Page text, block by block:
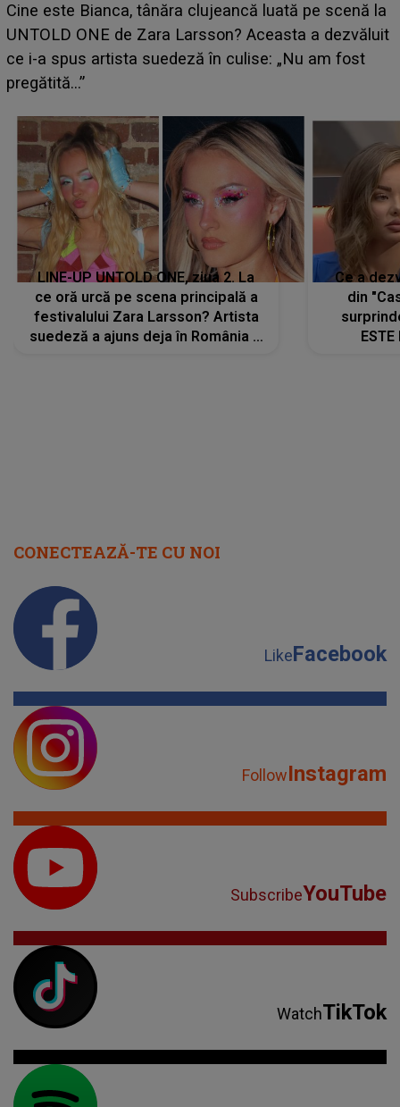
HOROSCOP 11 august 2026. Marte intră în Rac și
aduce tensiuni uriașe pentru o zodie! Conflictele
izbucnesc din senin în jurul ei, iar o situație dificilă
scapă de sub control
LINE-UP UNTOLD ONE, ziua 2. La
ce oră urcă pe scena principală a
festivalului Zara Larsson? Artista
suedeză a ajuns deja în România și
Ce a
din
CONECTEAZĂ-TE CU NOI
LikeFacebook
FollowInstagram
SubscribeYouTube
WatchTikTok